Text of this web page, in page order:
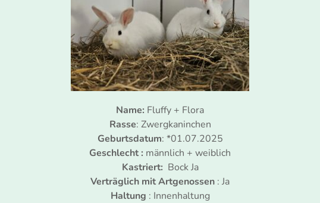
Name: Fluffy + Flora
Rasse: Zwergkaninchen
Geburtsdatum: *01.07.2025
Geschlecht : männlich + weiblich
Kastriert: Bock Ja
Verträglich mit Artgenossen : Ja
Haltung : Innenhaltung